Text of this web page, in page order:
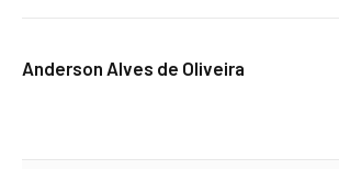
Anderson Alves de Oliveira